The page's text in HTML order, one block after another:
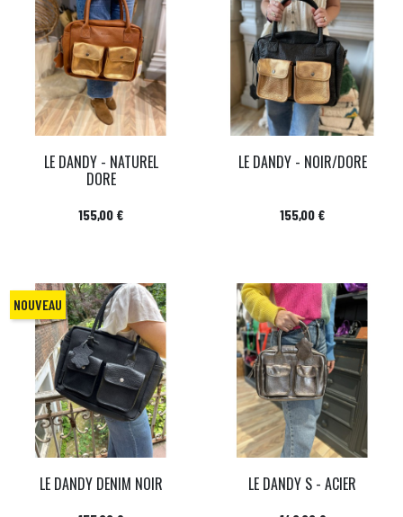
LE DANDY - NATUREL
DORE
Prix
155,00 €
LE DANDY - NOIR/DORE
Prix
155,00 €
LE DANDY DENIM NOIR
NOUVEAU
LE DANDY S - ACIER